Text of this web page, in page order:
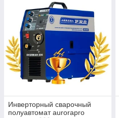
Инверторный сварочный
полуавтомат aurorapro